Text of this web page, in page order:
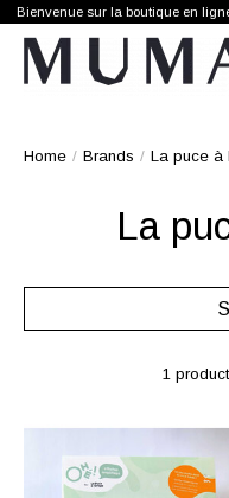
Bienvenue sur la boutique en
Home / Brands / La puce à
La
1